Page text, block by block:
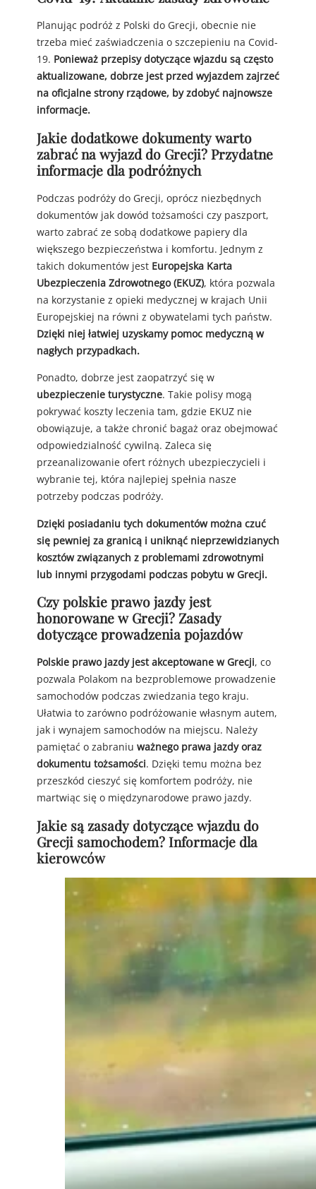
Planując podróż z Polski do Grecji, obecnie nie
trzeba mieć zaświadczenia o szczepieniu na Covid-
19. Ponieważ przepisy dotyczące wjazdu są często
aktualizowane, dobrze jest przed wyjazdem zajrzeć
na oficjalne strony rządowe, by zdobyć najnowsze
informacje.
Jakie dodatkowe dokumenty warto
zabrać na wyjazd do Grecji? Przydatne
informacje dla podróżnych
Podczas podróży do Grecji, oprócz niezbędnych
dokumentów jak dowód tożsamości czy paszport,
warto zabrać ze sobą dodatkowe papiery dla
większego bezpieczeństwa i komfortu. Jednym z
takich dokumentów jest Europejska Karta
Ubezpieczenia Zdrowotnego (EKUZ), która pozwala
na korzystanie z opieki medycznej w krajach Unii
Europejskiej na równi z obywatelami tych państw.
Dzięki niej łatwiej uzyskamy pomoc medyczną w
nagłych przypadkach.
Ponadto, dobrze jest zaopatrzyć się w
ubezpieczenie turystyczne. Takie polisy mogą
pokrywać koszty leczenia tam, gdzie EKUZ nie
obowiązuje, a także chronić bagaż oraz obejmować
odpowiedzialność cywilną. Zaleca się
przeanalizowanie ofert różnych ubezpieczycieli i
wybranie tej, która najlepiej spełnia nasze
potrzeby podczas podróży.
Dzięki posiadaniu tych dokumentów można czuć
się pewniej za granicą i uniknąć nieprzewidzianych
kosztów związanych z problemami zdrowotnymi
lub innymi przygodami podczas pobytu w Grecji.
Czy polskie prawo jazdy jest
honorowane w Grecji? Zasady
dotyczące prowadzenia pojazdów
Polskie prawo jazdy jest akceptowane w Grecji, co
pozwala Polakom na bezproblemowe prowadzenie
samochodów podczas zwiedzania tego kraju.
Ułatwia to zarówno podróżowanie własnym autem,
jak i wynajem samochodów na miejscu. Należy
pamiętać o zabraniu ważnego prawa jazdy oraz
dokumentu tożsamości. Dzięki temu można bez
przeszkód cieszyć się komfortem podróży, nie
martwiąc się o międzynarodowe prawo jazdy.
Jakie są zasady dotyczące wjazdu do
Grecji samochodem? Informacje dla
kierowców